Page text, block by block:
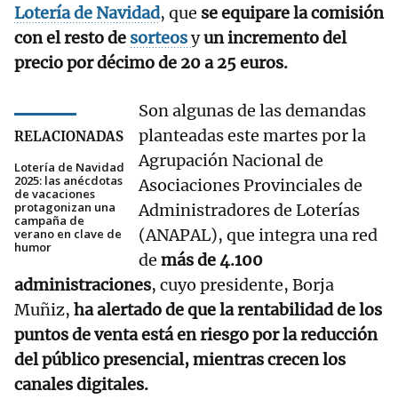
Lotería de Navidad, que se equipare la comisión
con el resto de sorteosyun incremento del
precio por décimo de 20 a 25 euros.
RELACIONADAS
Lotería de Navidad
2025: las anécdotas
de vacaciones
protagonizan una
campaña de
verano en clave de
humor
Son algunas de las demandas
planteadas este martes por la
Agrupación Nacional de
Asociaciones Provinciales de
Administradores de Loterías
(ANAPAL), que integra una red
de más de 4.100
administraciones, cuyo presidente, Borja
Muñiz, ha alertado de que la rentabilidad de los
puntos de venta está en riesgo por la reducción
del público presencial, mientras crecen los
canales digitales.